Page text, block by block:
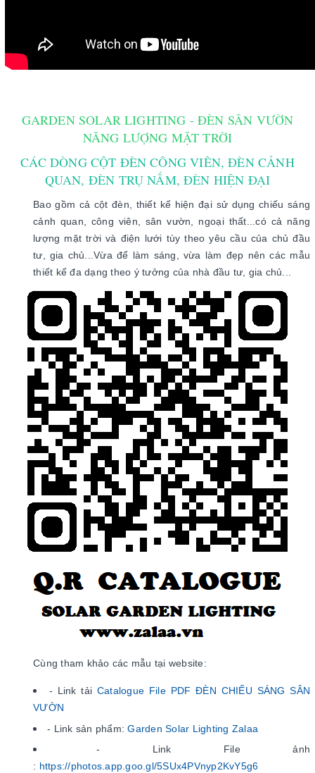
GARDEN SOLAR LIGHTING - ĐÈN SÂN VƯỜN
NĂNG LƯỢNG MẶT TRỜI
CÁC DÒNG CỘT ĐÈN CÔNG VIÊN, ĐÈN CẢNH
QUAN, ĐÈN TRỤ NẤM, ĐÈN HIỆN ĐẠI
Bao gồm cả cột đèn, thiết kế hiện đại sử dụng chiếu sáng
cảnh quan, công viên, sân vườn, ngoại thất...có cả năng
lượng mặt trời và điện lưới tùy theo yêu cầu của chủ đầu
tư, gia chủ...Vừa để làm sáng, vừa làm đẹp nên các mẫu
thiết kế đa dạng theo ý tưởng của nhà đầu tư, gia chủ...
Cùng tham khảo các mẫu tại website:
- Link tải Catalogue File PDF ĐÈN CHIẾU SÁNG SÂN
VƯỜN
- Link sản phẩm:Garden Solar Lighting Zalaa
- Link File ảnh
: https://photos.app.goo.gl/5SUx4PVnyp2KvY5g6